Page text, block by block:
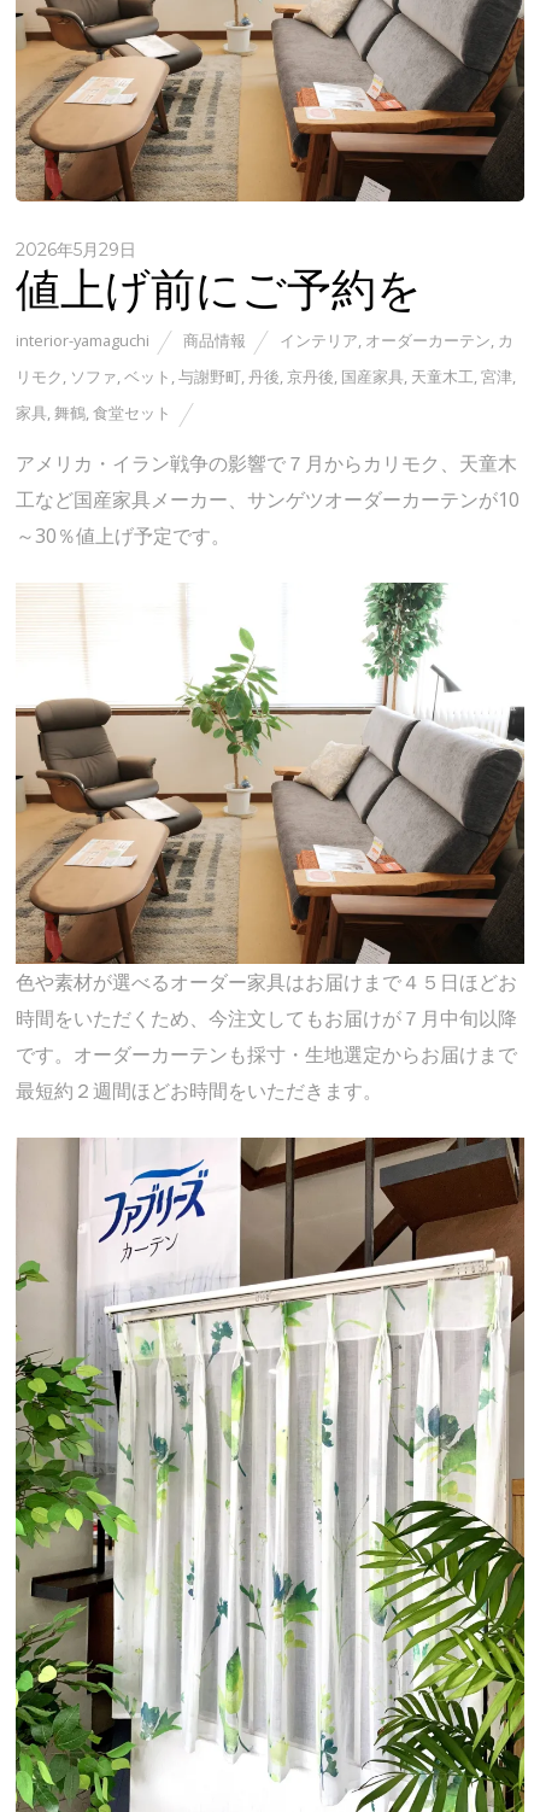
2026年5月29日
値上げ前にご予約を
interior-yamaguchi 商品情報 インテリア, オーダーカーテン, カ
リモク, ソファ,ベット ,与謝野町,丹後,京丹後, 国産家具, 天童木工,宮津,
家具,舞鶴,食堂セット
アメリカ・イラン戦争の影響で７月からカリモク、天童木
工など国産家具メーカー、サンゲツオーダーカーテンが10
～30％値上げ予定です。
色や素材が選べるオーダー家具はお届けまで４５日ほどお
時間をいただくため、今注文してもお届けが７月中旬以降
です。オーダーカーテンも採寸・生地選定からお届けまで
最短約２週間ほどお時間をいただきます。